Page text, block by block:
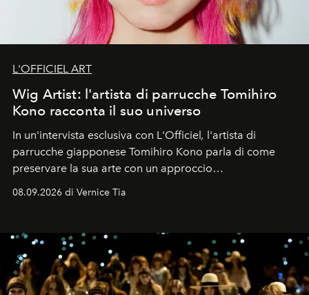
L'OFFICIEL ART
Wig Artist: l'artista di parrucche Tomihiro
Kono racconta il suo universo
In un'intervista esclusiva con L'Officiel, l'artista di
parrucche giapponese Tomihiro Kono parla di come
preservare la sua arte con un approccio
contemporaneo.
08.09.2026 di Vernice Tia